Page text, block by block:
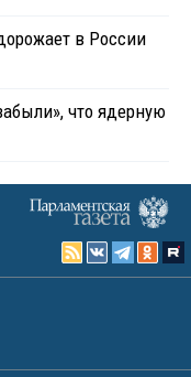
в России
что ядерную